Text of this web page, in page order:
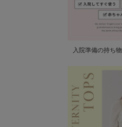
入院準備の持ち